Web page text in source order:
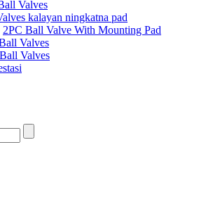
Valves
kalayan ningkatna pad
2PC Ball Valve With Mounting Pad
Valves
Valves